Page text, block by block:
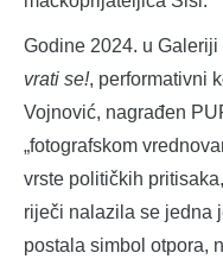
Godine 2024. u
vrati se!, performativni
Vojnović, nagrađen
„fotografskom
vrste političkih
riječi nalazila se jedna
postala simbol otpora,